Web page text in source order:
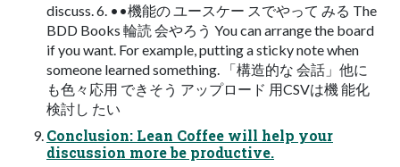
discuss. 6. ••機能の ユースケー スでやって みる The
BDD Books 輪読 会やろう You can arrange the board
if you want. For example, putting a sticky note when
someone learned something. 「構造的な 会話」他に
も色々応用 できそう アップロード 用CSVは機 能化
検討し たい
Conclusion: Lean Coffee will help your
discussion more be productive.